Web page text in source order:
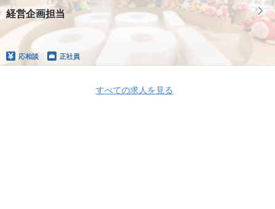
経営企画担当
応相談 正社員
すべての求人を見る